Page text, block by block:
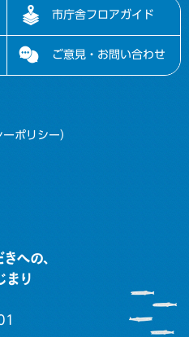
市庁舎フロアガイド
ご意見・お問い合わせ
ポリシー）